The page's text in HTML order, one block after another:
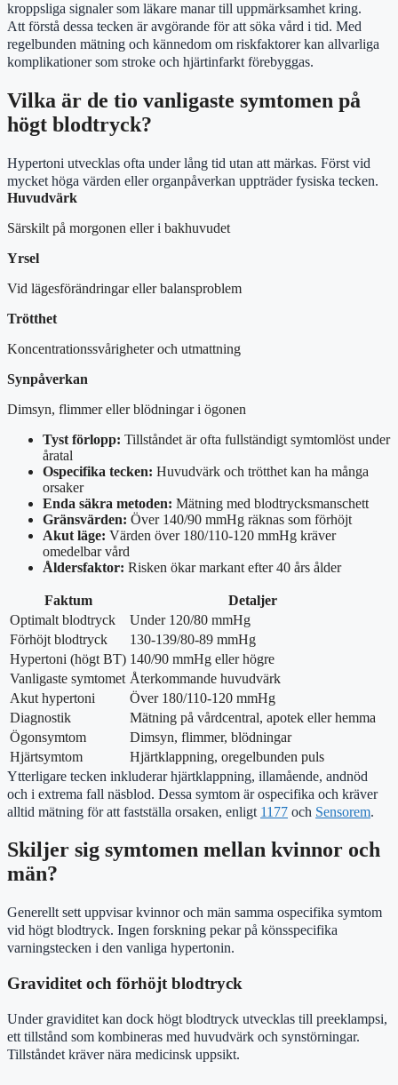
kroppsliga signaler som läkare manar till uppmärksamhet kring.
Att förstå dessa tecken är avgörande för att söka vård i tid. Med
regelbunden mätning och kännedom om riskfaktorer kan allvarliga
komplikationer som stroke och hjärtinfarkt förebyggas.
Vilka är de tio vanligaste symtomen på
högt blodtryck?
Hypertoni utvecklas ofta under lång tid utan att märkas. Först vid
mycket höga värden eller organpåverkan uppträder fysiska tecken.
Huvudvärk
Särskilt på morgonen eller i bakhuvudet
Yrsel
Vid lägesförändringar eller balansproblem
Trötthet
Koncentrationssvårigheter och utmattning
Synpåverkan
Dimsyn, flimmer eller blödningar i ögonen
Tyst förlopp: Tillståndet är ofta fullständigt symtomlöst under
åratal
Ospecifika tecken: Huvudvärk och trötthet kan ha många
orsaker
Enda säkra metoden: Mätning med blodtrycksmanschett
Gränsvärden: Över 140/90 mmHg räknas som förhöjt
Akut läge: Värden över 180/110-120 mmHg kräver
omedelbar vård
Åldersfaktor: Risken ökar markant efter 40 års ålder
Faktum
Detaljer
Optimalt blodtryck
Under 120/80 mmHg
Förhöjt blodtryck
130-139/80-89 mmHg
Hypertoni (högt BT) 140/90 mmHg eller högre
Vanligaste symtomet Återkommande huvudvärk
Akut hypertoni
Över 180/110-120 mmHg
Diagnostik
Mätning på vårdcentral, apotek eller hemma
Ögonsymtom
Dimsyn, flimmer, blödningar
Hjärtsymtom
Hjärtklappning, oregelbunden puls
Ytterligare tecken inkluderar hjärtklappning, illamående, andnöd
och i extrema fall näsblod. Dessa symtom är ospecifika och kräver
alltid mätning för att fastställa orsaken, enligt 1177 och Sensorem.
Skiljer sig symtomen mellan kvinnor och
män?
Generellt sett uppvisar kvinnor och män samma ospecifika symtom
vid högt blodtryck. Ingen forskning pekar på könsspecifika
varningstecken i den vanliga hypertonin.
Graviditet och förhöjt blodtryck
Under graviditet kan dock högt blodtryck utvecklas till preeklampsi,
ett tillstånd som kombineras med huvudvärk och synstörningar.
Tillståndet kräver nära medicinsk uppsikt.